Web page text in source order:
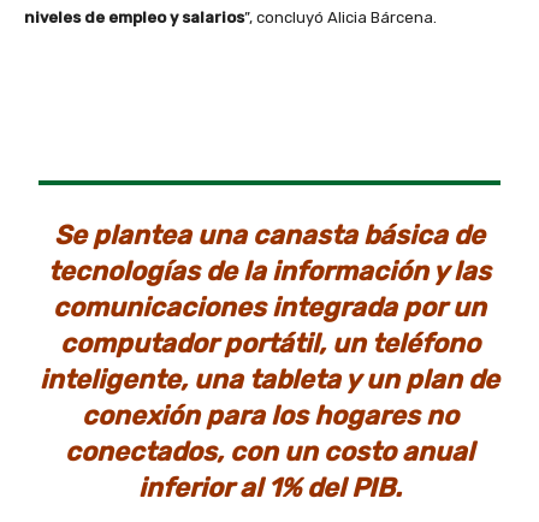
niveles de empleo y salarios”, concluyó Alicia Bárcena.
Se plantea una canasta básica de
tecnologías de la información y las
comunicaciones integrada por un
computador portátil, un teléfono
inteligente, una tableta y un plan de
conexión para los hogares no
conectados, con un costo anual
inferior al 1% del PIB.